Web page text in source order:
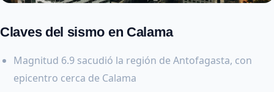
Claves del sismo en Calama
Magnitud 6.9 sacudió la región de Antofagasta, con
epicentro cerca de Calama